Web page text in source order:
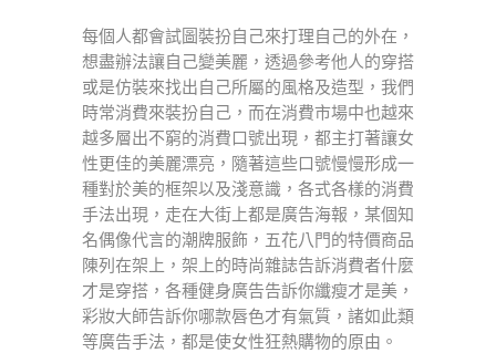
每個人都會試圖裝扮自己來打理自己的外在，
想盡辦法讓自己變美麗，透過參考他人的穿搭
或是仿裝來找出自己所屬的風格及造型，我們
時常消費來裝扮自己，而在消費市場中也越來
越多層出不窮的消費口號出現，都主打著讓女
性更佳的美麗漂亮，隨著這些口號慢慢形成一
種對於美的框架以及淺意識，各式各樣的消費
手法出現，走在大街上都是廣告海報，某個知
名偶像代言的潮牌服飾，五花八門的特價商品
陳列在架上，架上的時尚雜誌告訴消費者什麼
才是穿搭，各種健身廣告告訴你纖瘦才是美，
彩妝大師告訴你哪款唇色才有氣質，諸如此類
等廣告手法，都是使女性狂熱購物的原由。